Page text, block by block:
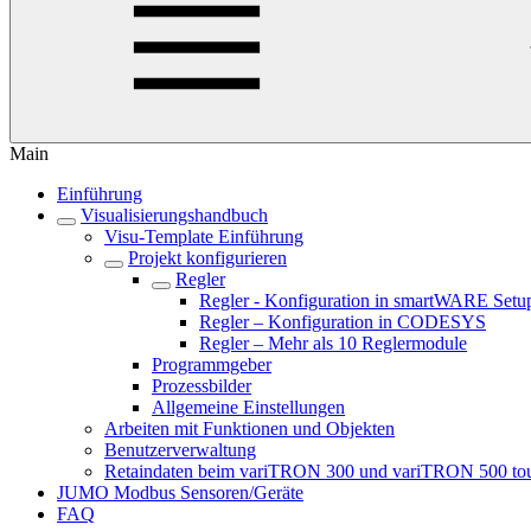
Main
Einführung
Visualisierungshandbuch
Visu-Template Einführung
Projekt konfigurieren
Regler
Regler - Konfiguration in smartWARE
Regler – Konfiguration in CODESYS
Regler – Mehr als 10 Reglermodule
Programmgeber
Prozessbilder
Allgemeine Einstellungen
Arbeiten mit Funktionen und Objekten
Benutzerverwaltung
Retaindaten beim variTRON 300 und variTRON 500
JUMO Modbus Sensoren/Geräte
FAQ